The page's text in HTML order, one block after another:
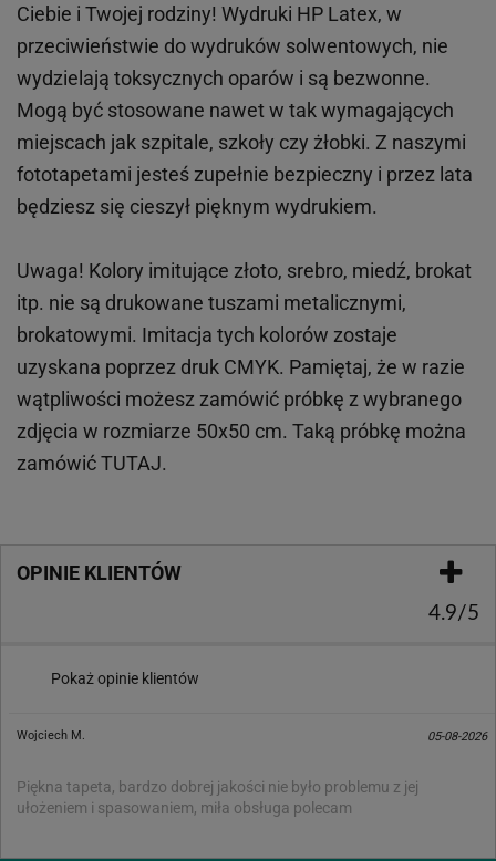
Ciebie i Twojej rodziny! Wydruki HP Latex, w
przeciwieństwie do wydruków solwentowych, nie
wydzielają toksycznych oparów i są bezwonne.
Mogą być stosowane nawet w tak wymagających
miejscach jak szpitale, szkoły czy żłobki. Z naszymi
fototapetami jesteś zupełnie bezpieczny i przez lata
będziesz się cieszył pięknym wydrukiem.
Uwaga! Kolory imitujące złoto, srebro, miedź, brokat
itp. nie są drukowane tuszami metalicznymi,
brokatowymi. Imitacja tych kolorów zostaje
uzyskana poprzez druk CMYK. Pamiętaj, że w razie
wątpliwości możesz zamówić próbkę z wybranego
zdjęcia w rozmiarze 50x50 cm. Taką próbkę można
zamówićTUTAJ.
OPINIE KLIENTÓW
4.9/5
Pokaż opinie klientów
Wojciech M. 05-08-2026
Piękna tapeta, bardzo dobrej jakości nie było problemu z jej
ułożeniem i spasowaniem, miła obsługa polecam